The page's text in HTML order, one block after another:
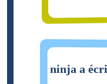
ninja a